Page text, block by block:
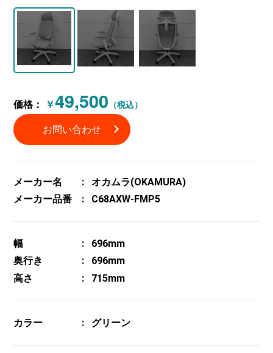
価格： ￥49,500 （税込）
お問い合わせ
メーカー名
オカムラ(OKAMURA)
メーカー品番
C68AXW-FMP5
幅
696mm
奥行き
696mm
高さ
715mm
カラー グリーン